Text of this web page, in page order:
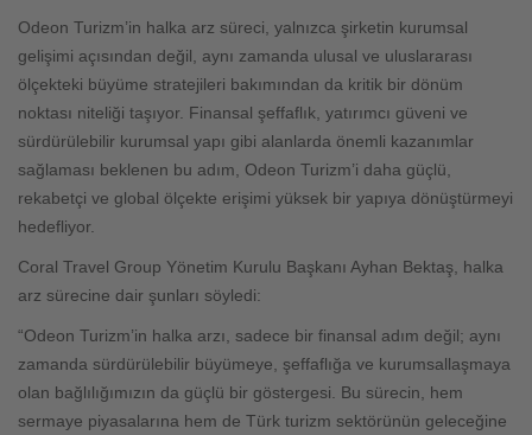
Odeon Turizm’in halka arz süreci, yalnızca şirketin kurumsal
gelişimi açısından değil, aynı zamanda ulusal ve uluslararası
ölçekteki büyüme stratejileri bakımından da kritik bir dönüm
noktası niteliği taşıyor. Finansal şeffaflık, yatırımcı güveni ve
sürdürülebilir kurumsal yapı gibi alanlarda önemli kazanımlar
sağlaması beklenen bu adım, Odeon Turizm’i daha güçlü,
rekabetçi ve global ölçekte erişimi yüksek bir yapıya dönüştürmeyi
hedefliyor.
Coral Travel Group Yönetim Kurulu Başkanı Ayhan Bektaş, halka
arz sürecine dair şunları söyledi:
“Odeon Turizm’in halka arzı, sadece bir finansal adım değil; aynı
zamanda sürdürülebilir büyümeye, şeffaflığa ve kurumsallaşmaya
olan bağlılığımızın da güçlü bir göstergesi. Bu sürecin, hem
sermaye piyasalarına hem de Türk turizm sektörünün geleceğine